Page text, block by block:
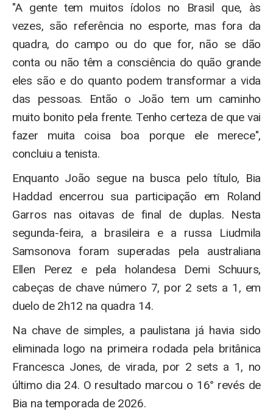
"A gente tem muitos ídolos no Brasil que, às
vezes, são referência no esporte, mas fora da
quadra, do campo ou do que for, não se dão
conta ou não têm a consciência do quão grande
eles são e do quanto podem transformar a vida
das pessoas. Então o João tem um caminho
muito bonito pela frente. Tenho certeza de que vai
fazer muita coisa boa porque ele merece",
concluiu a tenista.
Enquanto João segue na busca pelo título, Bia
Haddad encerrou sua participação em Roland
Garros nas oitavas de final de duplas. Nesta
segunda-feira, a brasileira e a russa Liudmila
Samsonova foram superadas pela australiana
Ellen Perez e pela holandesa Demi Schuurs,
cabeças de chave número 7, por 2 sets a 1, em
duelo de 2h12 na quadra 14.
Na chave de simples, a paulistana já havia sido
eliminada logo na primeira rodada pela britânica
Francesca Jones, de virada, por 2 sets a 1, no
último dia 24. O resultado marcou o 16° revés de
Bia na temporada de 2026.